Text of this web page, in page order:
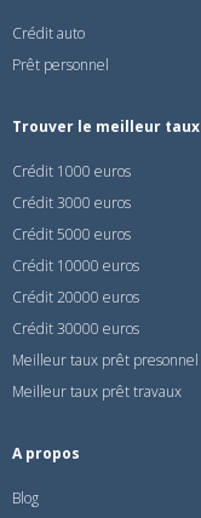
Crédit auto
Prêt personnel
Trouver le meilleur taux
Crédit 1000 euros
Crédit 3000 euros
Crédit 5000 euros
Crédit 10000 euros
Crédit 20000 euros
Crédit 30000 euros
Meilleur taux prêt presonnel
Meilleur taux prêt travaux
A propos
Blog